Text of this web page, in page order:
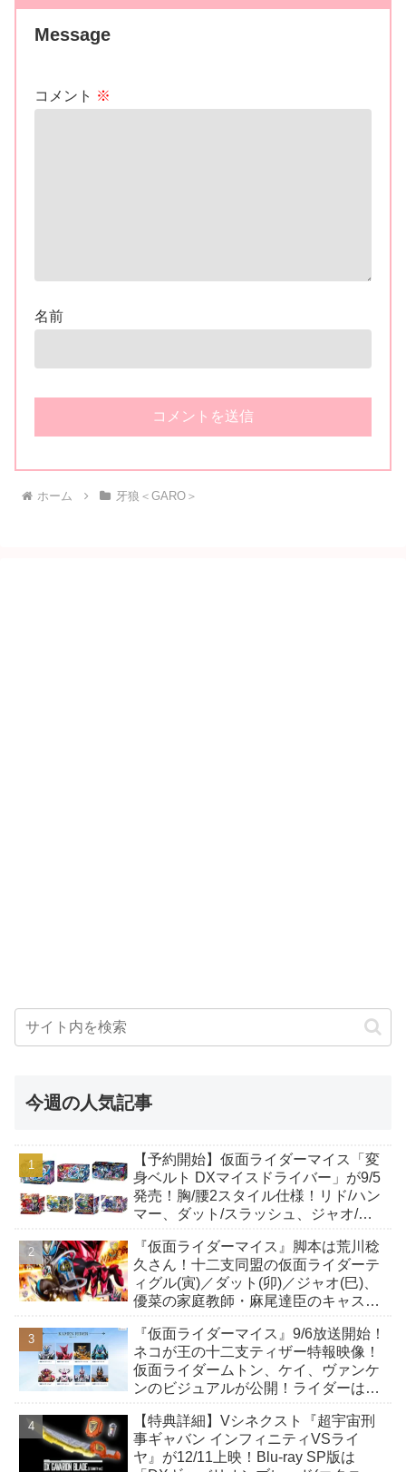
Message
コメント ※
名前
ホーム 牙狼＜GARO＞
今週の人気記事
【予約開始】仮面ライダーマイス「変
身ベルト DXマイスドライバー」が9/5
発売！胸/腰2スタイル仕様！リド/ハン
マー、ダット/スラッシュ、ジャオ/バ
も！
『仮面ライダーマイス』脚本は荒川稔
久さん！十二支同盟の仮面ライダーテ
ィグル(寅)／ダット(卯)／ジャオ(巳)、
優菜の家庭教師・麻尾達臣のキャスト
んも変身！
『仮面ライダーマイス』9/6放送開始！
ネコが王の十二支ティザー特報映像！
仮面ライダームトン、ケイ、ヴァンケ
ンのビジュアルが公開！ライダーは子
【特典詳細】Vシネクスト『超宇宙刑
事ギャバン インフィニティVSライ
ヤ』が12/11上映！Blu-ray SP版は